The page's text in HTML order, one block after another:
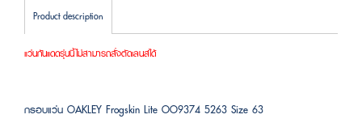
Product description
แว่นกันแดดรุ่นนี้ไม่สามารถสั่งตัดเลนส์ได้
กรอบแว่น OAKLEY Frogskin Lite OO9374 5263 Size 63